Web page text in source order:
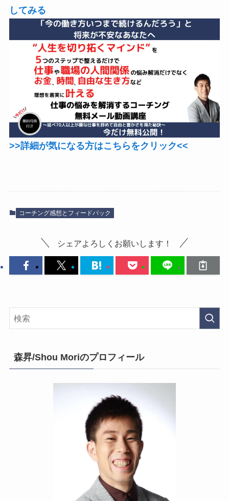
してみる
>>詳細が気になる方はこちらをクリック<<
コーチング感想とフィードバック
シェアよろしくお願いします！
森昇/Shou Moriのプロフィール